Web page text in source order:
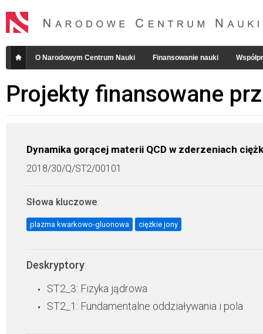
O Narodowym Centrum Nauki Finansowanie nauki
Projekty finansowane
Dynamika gorącej materii QCD w zderzeniach
2018/30/Q/ST2/00101
Słowa kluczowe:
plazma kwarkowo-gluonowa ciężkie jony
Deskryptory:
ST2_3: Fizyka jądrowa
ST2_1: Fundamentalne oddziaływania i pola